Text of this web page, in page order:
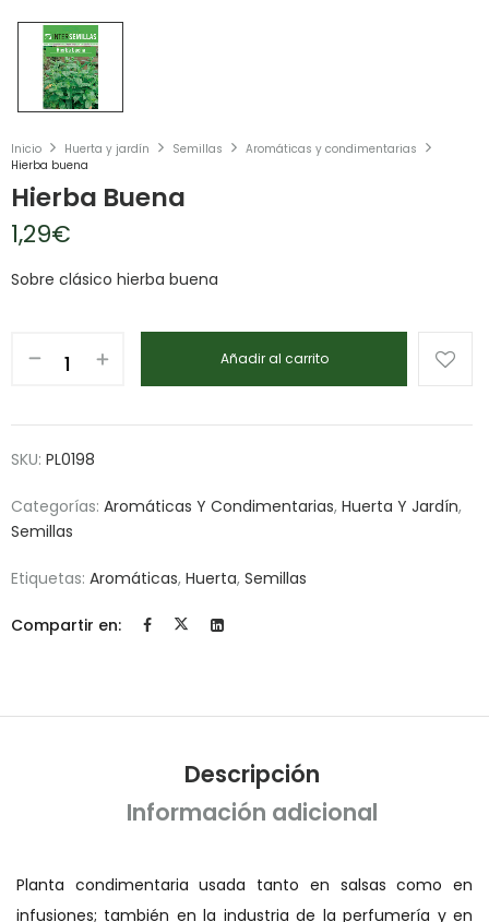
Inicio Huerta y jardín Semillas
Aromáticas y condimentarias
Hierba buena
Hierba Buena
1,29€
Sobre clásico hierba buena
Añadir al carrito
SKU: PL0198
Categorías: Aromáticas Y Condimentarias, Huerta Y Jardín,
Semillas
Etiquetas: Aromáticas, Huerta, Semillas
Compartir en:
Descripción
Información adicional
Planta condimentaria usada tanto en salsas como en
infusiones; también en la industria de la perfumería y en